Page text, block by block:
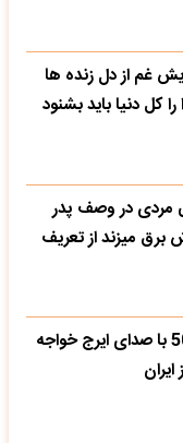
غم از دل زنده ها
کل دنیا باید بشنود
مردی در وصف پدر
میزند از تعریف
رادیو ایران دهه 50 با صدای ایرج خواجه